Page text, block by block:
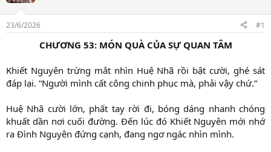
23/6/2026 #1
CHƯƠNG 53: MÓN QUÀ CỦA SỰ QUAN TÂM
Khiết Nguyên trừng mắt nhìn Huệ Nhã rồi bật cười, ghé sát
đáp lại. “Người mình cất công chinh phục mà, phải vậy chứ.”
Huệ Nhã cười lớn, phất tay rời đi, bóng dáng nhanh chóng
khuất dần nơi cuối đường. Đến lúc đó Khiết Nguyên mới nhớ
ra Đình Nguyên đứng cạnh, đang ngơ ngác nhìn mình.